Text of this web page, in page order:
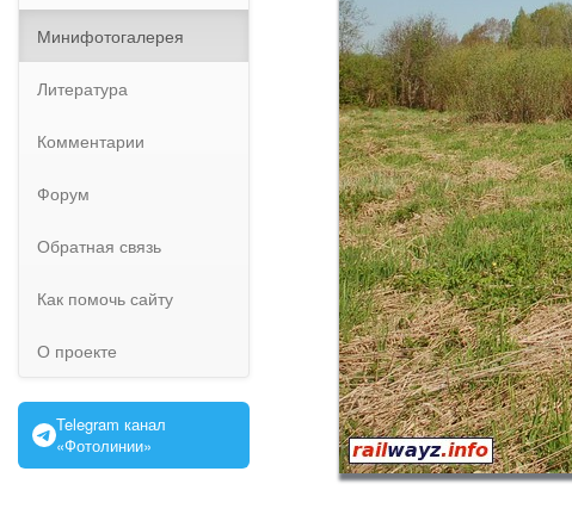
Минифотогалерея
Литература
Комментарии
Форум
Обратная связь
Как помочь сайту
О проекте
Telegram канал
«Фотолинии»